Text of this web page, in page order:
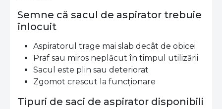
Semne că sacul de aspirator trebuie
înlocuit
Aspiratorul trage mai slab decât de obicei
Praf sau miros neplăcut în timpul utilizării
Sacul este plin sau deteriorat
Zgomot crescut la funcționare
Tipuri de saci de aspirator disponibili